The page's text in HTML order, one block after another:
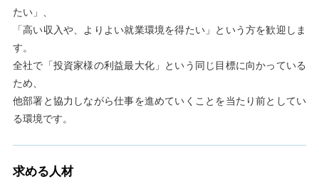
たい」、
「高い収入や、よりよい就業環境を得たい」という方を歓迎しま
す。
全社で「投資家様の利益最大化」という同じ目標に向かっている
ため、
他部署と協力しながら仕事を進めていくことを当たり前としてい
る環境です。
求める人材